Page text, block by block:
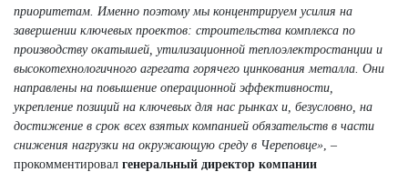
приоритетам. Именно поэтому мы концентрируем усилия на
завершении ключевых проектов: строительства комплекса по
производству окатышей, утилизационной теплоэлектростанции и
высокотехнологичного агрегата горячего цинкования металла. Они
направлены на повышение операционной эффективности,
укрепление позиций на ключевых для нас рынках и, безусловно, на
достижение в срок всех взятых компанией обязательств в части
снижения нагрузки на окружающую среду в Череповце» , –
прокомментировал генеральный директор компании